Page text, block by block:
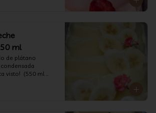
ml
de plátano
visto!  (550 ml